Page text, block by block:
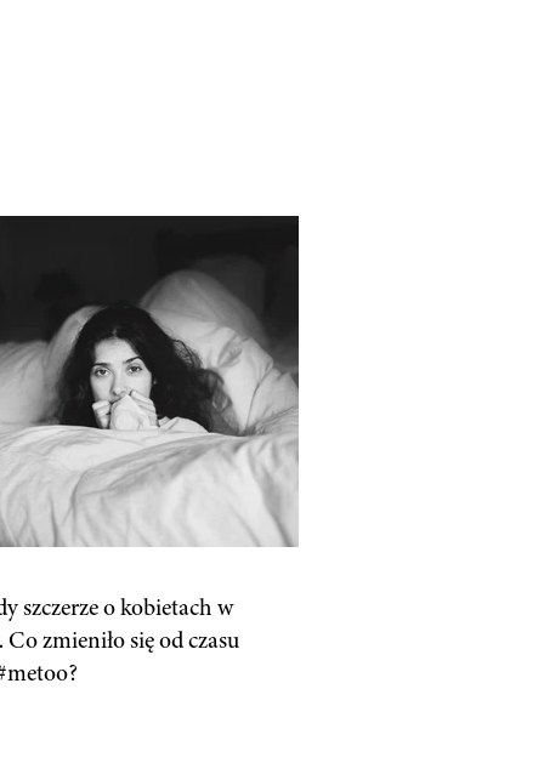
szczerze o kobietach w
zmieniło się od czasu